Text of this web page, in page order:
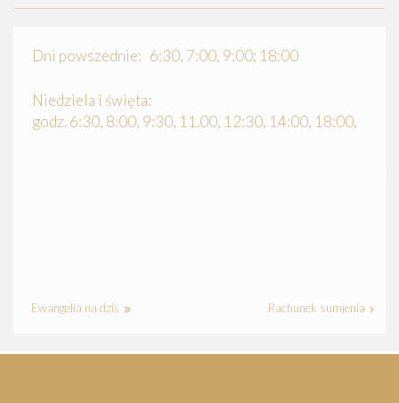
Dni powszednie: 6:30, 7:00, 9:00; 18:00
Niedziela i święta:
godz. 6:30, 8:00, 9:30, 11.00, 12:30, 14:00, 18:00,
Ewangelia na dziś Rachunek sumienia